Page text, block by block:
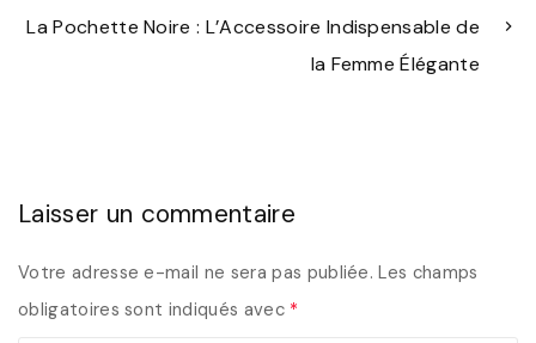
La Pochette Noire : L’Accessoire Indispensable de
la Femme Élégante
Laisser un commentaire
Votre adresse e-mail ne sera pas publiée. Les champs
obligatoires sont indiqués avec *